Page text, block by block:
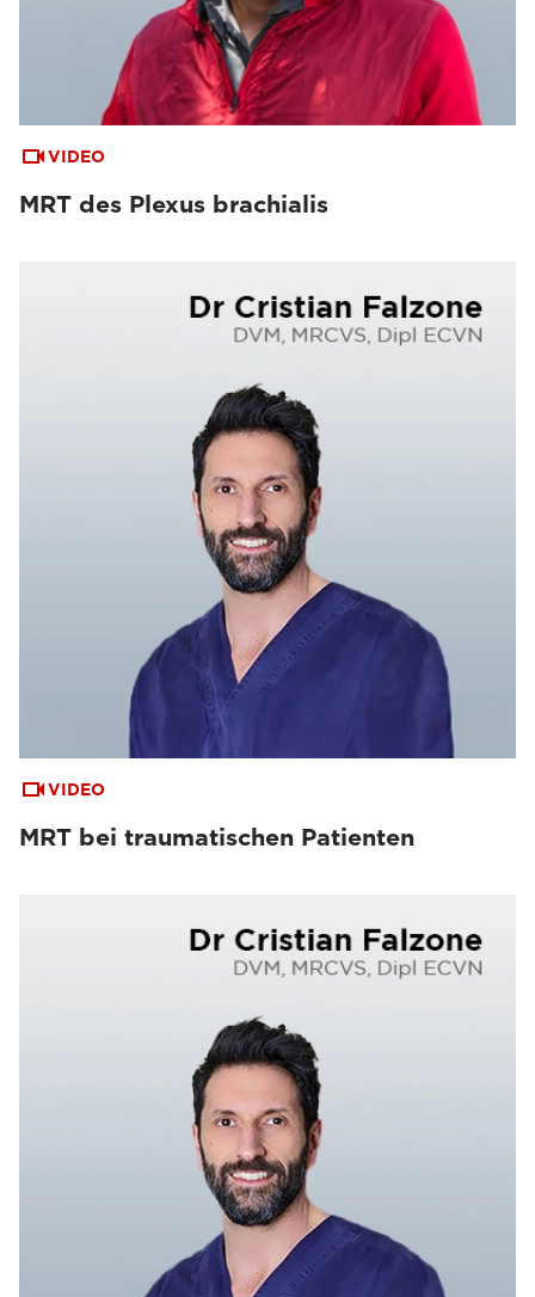
VIDEO
MRT des Plexus brachialis
VIDEO
MRT bei traumatischen Patienten